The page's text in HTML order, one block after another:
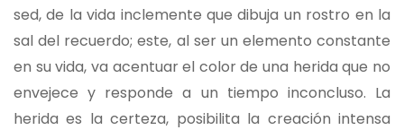
sed, de la vida inclemente que dibuja un rostro en la
sal del recuerdo; este, al ser un elemento constante
en su vida, va acentuar el color de una herida que no
envejece y responde a un tiempo inconcluso. La
herida es la certeza, posibilita la creación intensa